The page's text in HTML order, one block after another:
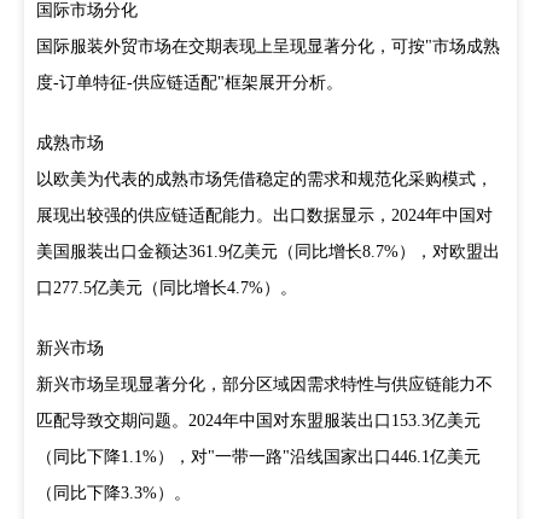
国际市场分化
国际服装外贸市场在交期表现上呈现显著分化，可按"市场成熟
度-订单特征-供应链适配"框架展开分析。
成熟市场
以欧美为代表的成熟市场凭借稳定的需求和规范化采购模式，
展现出较强的供应链适配能力。出口数据显示，2024年中国对
美国服装出口金额达361.9亿美元（同比增长8.7%），对欧盟出
口277.5亿美元（同比增长4.7%）。
新兴市场
新兴市场呈现显著分化，部分区域因需求特性与供应链能力不
匹配导致交期问题。2024年中国对东盟服装出口153.3亿美元
（同比下降1.1%），对"一带一路"沿线国家出口446.1亿美元
（同比下降3.3%）。